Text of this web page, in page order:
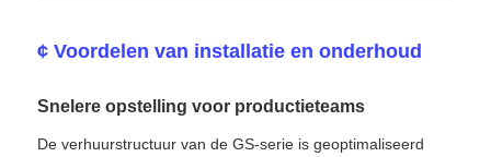
¢ Voordelen van installatie en onderhoud
Snelere opstelling voor productieteams
De verhuurstructuur van de GS-serie is geoptimaliseerd